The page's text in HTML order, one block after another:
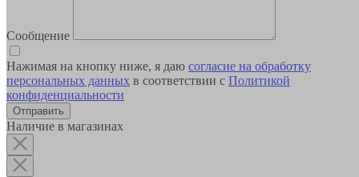
Сообщение
Нажимая на кнопку ниже, я даю согласие на обработку
персональных данных в соответствии с Политикой
конфиденциальности
Наличие в магазинах